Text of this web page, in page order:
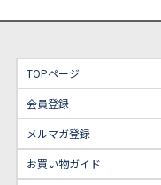
TOPページ
会員登録
メルマガ登録
お買い物ガイド